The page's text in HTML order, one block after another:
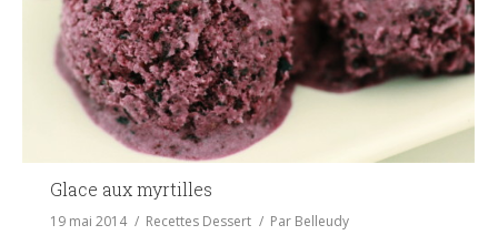
Glace aux myrtilles
19 mai 2014 Recettes Dessert Par Belleudy